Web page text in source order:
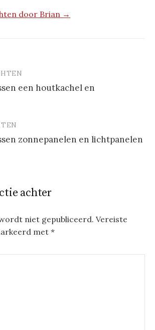
door Brian →
een houtkachel en
zonnepanelen en lichtpanelen
achter
niet gepubliceerd. Vereiste
met *